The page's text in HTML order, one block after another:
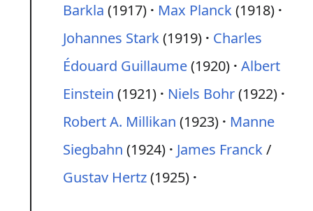
Barkla (1917) Max Planck(1918)
Johannes Stark(1919)
Charles
Édouard Guillaume(1920) Albert
Einstein (1921) Niels Bohr(1922)
Robert A. Millikan (1923)
Manne
Siegbahn (1924) James Franck/
Gustav Hertz(1925)